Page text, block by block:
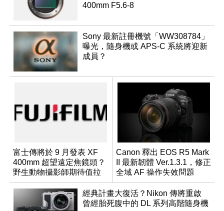
400mm F5.6-8
Sony 最新註冊機號「WW308784」
曝光，隨身機或 APS-C 系統將迎新
成員？
富士傳將於 9 月發表 XF
400mm 超望遠定焦鏡頭？
野生動物攝影師期待值拉
滿
Canon 釋出 EOS R5 Mark
II 最新韌體 Ver.1.3.1，修正
全域 AF 操作失效問題
經典計畫大復活？Nikon 傳將重啟
曾經胎死腹中的 DL 系列高階隨身機